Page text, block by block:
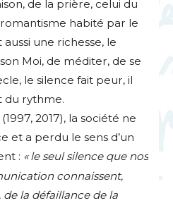
de la prière, celui du
habité par le
une richesse, le
Moi, de méditer, de se
le silence fait peur, il
du rythme.
2017), la société ne
et a perdu le sens d’un
: « le seul silence que nos
connaissent,
de la défaillance de la